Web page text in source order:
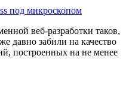
под микроскопом
веб-разработки таков,
давно забили на качество
построенных на не менее